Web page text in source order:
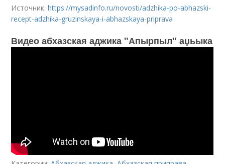
Источник:https://mysadinfo.ru/novosti/adzhika-po-abhazski-
recept-adzhika-gruzinskaya-i-abhazskaya-priprava
Видео абхазская аджика "Апырпыл" аџьыка